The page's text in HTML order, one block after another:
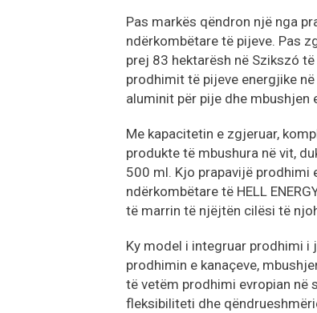
Pas markës qëndron një nga
ndërkombëtare të pijeve. Pas
prej 83 hektarësh në Szikszó
prodhimit të pijeve energjike
aluminit për pije dhe mbushjen
Me kapacitetin e zgjeruar,
produkte të mbushura në vit,
500 ml. Kjo prapavijë prodhimi
ndërkombëtare të HELL
të marrin të njëjtën cilësi të
Ky model i integruar prodhimi i
prodhimin e kanaçeve,
të vetëm prodhimi evropian në
fleksibiliteti dhe